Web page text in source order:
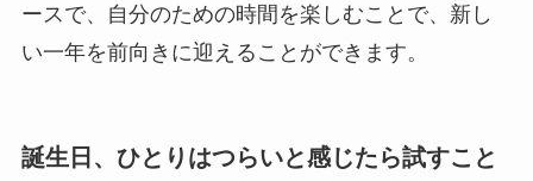
ースで、自分のための時間を楽しむことで、新し
い一年を前向きに迎えることができます。
誕生日、ひとりはつらいと感じたら試すこと